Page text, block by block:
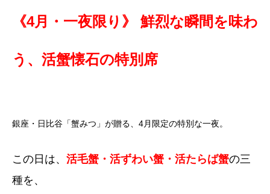
《4月・一夜限り》 鮮烈な瞬間を味わ
う、活蟹懐石の特別席
銀座・日比谷「蟹みつ」が贈る、4月限定の特別な一夜。
この日は、 活毛蟹・活ずわい蟹・活たらば蟹の三
種を、